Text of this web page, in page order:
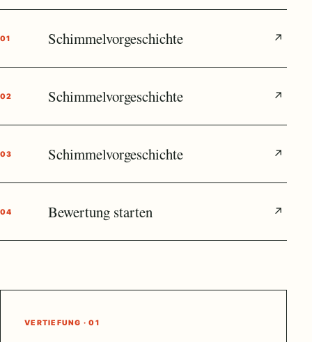
01 Schimmelvorgeschichte ↗
02 Schimmelvorgeschichte ↗
03 Schimmelvorgeschichte ↗
04 Bewertung starten ↗
VERTIEFUNG · 01